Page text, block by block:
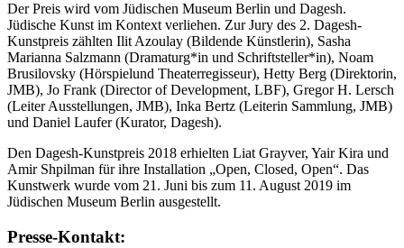
Der Preis wird vom Jüdischen Museum Berlin und Dagesh.
Jüdische Kunst im Kontext verliehen. Zur Jury des 2. Dagesh-
Kunstpreis zählten Ilit Azoulay (Bildende Künstlerin), Sasha
Marianna Salzmann (Dramaturg*in und Schriftsteller*in), Noam
Brusilovsky (Hörspielund Theaterregisseur), Hetty Berg (Direktorin,
JMB), Jo Frank (Director of Development, LBF), Gregor H. Lersch
(Leiter Ausstellungen, JMB), Inka Bertz (Leiterin Sammlung, JMB)
und Daniel Laufer (Kurator, Dagesh).
Den Dagesh-Kunstpreis 2018 erhielten Liat Grayver, Yair Kira und
Amir Shpilman für ihre Installation „Open, Closed, Open“. Das
Kunstwerk wurde vom 21. Juni bis zum 11. August 2019 im
Jüdischen Museum Berlin ausgestellt.
Presse-Kontakt: